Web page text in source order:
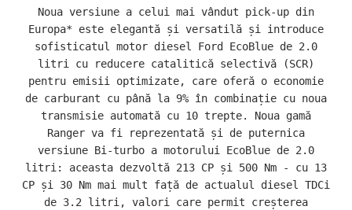
ar
ks
Noua versiune a celui mai vândut pick-up din
Europa* este elegantă și versatilă și introduce
sofisticatul motor diesel Ford EcoBlue de 2.0
litri cu reducere catalitică selectivă (SCR)
pentru emisii optimizate, care oferă o economie
de carburant cu până la 9% în combinație cu noua
transmisie automată cu 10 trepte. Noua gamă
Ranger va fi reprezentată și de puternica
versiune Bi-turbo a motorului EcoBlue de 2.0
litri: aceasta dezvoltă 213 CP și 500 Nm - cu 13
CP și 30 Nm mai mult față de actualul diesel TDCi
de 3.2 litri, valori care permit creșterea